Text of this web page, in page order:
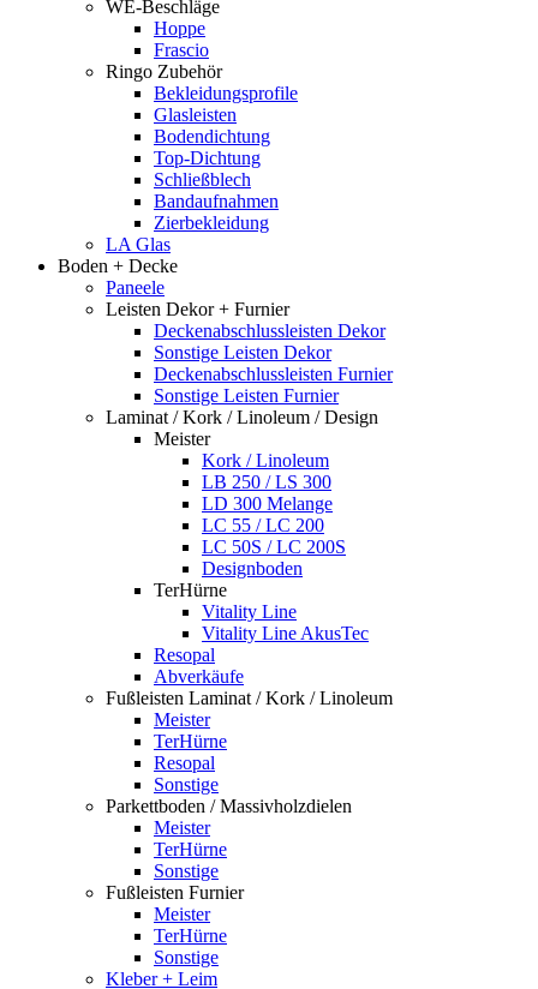
WE-Beschläge
Hoppe
Frascio
Ringo Zubehör
Bekleidungsprofile
Glasleisten
Bodendichtung
Top-Dichtung
Schließblech
Bandaufnahmen
Zierbekleidung
LA Glas
Boden + Decke
Paneele
Leisten Dekor + Furnier
Deckenabschlussleisten Dekor
Sonstige Leisten Dekor
Deckenabschlussleisten Furnier
Sonstige Leisten Furnier
Laminat / Kork / Linoleum / Design
Meister
Kork / Linoleum
LB 250 / LS 300
LD 300 Melange
LC 55 / LC 200
LC 50S / LC 200S
Designboden
TerHürne
Vitality Line
Vitality Line AkusTec
Resopal
Abverkäufe
Fußleisten Laminat / Kork / Linoleum
Meister
TerHürne
Resopal
Sonstige
Parkettboden / Massivholzdielen
Meister
TerHürne
Sonstige
Fußleisten Furnier
Meister
TerHürne
Sonstige
Kleber + Leim